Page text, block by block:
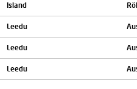
Island
Leedu
Leedu
Leedu